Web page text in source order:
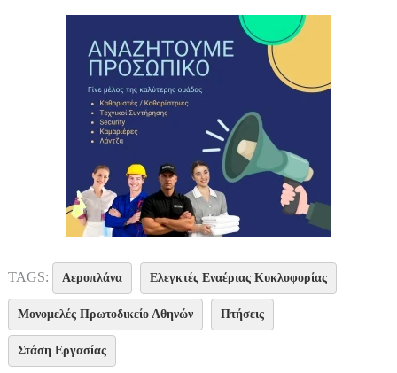
TAGS: Αεροπλάνα Ελεγκτές Εναέριας Κυκλοφορίας
Μονομελές Πρωτοδικείο Αθηνών Πτήσεις
Στάση Εργασίας